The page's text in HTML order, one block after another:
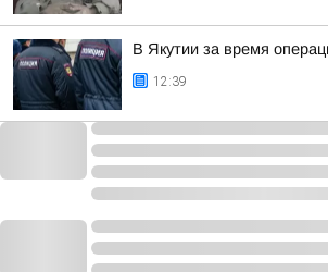
В Якутии за время
12:39